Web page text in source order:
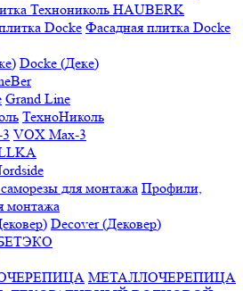
Технониколь HAUBERK
Фасадная плитка Docke
Docke (Деке)
Grand Line
ТехноНиколь
VOX Max-3
Профили,
монтажа
Decover (Дековер)
МЕТАЛЛОЧЕРЕПИЦА